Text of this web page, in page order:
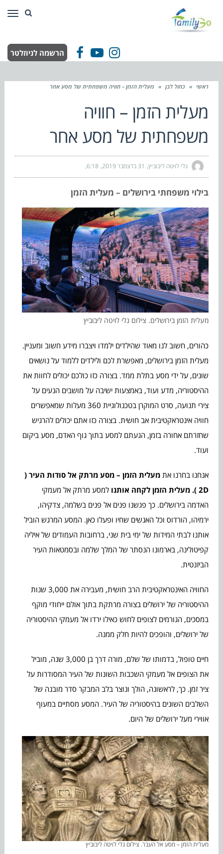
Facebook
YouTube
Instagram הרשמה לניוזלטר
ראשי » כחול לבן » מעלית הזמן – חוויה משפחתית של מסע אחר
מעלית הזמן – חוויה
משפחתית של מסע אחר
גלי לויטה ליבוביץ 31 בדצמבר 2019 6:18
בילוי משפחתי בירושלים – מעלית הזמן
מעלית הזמן בירושלים. צילום גלי לויטה ליבוביץ
כהורים, חשוב לנו מאוד שהילדים ילמדו ויצברו מידע חשוב ומעניין.
מעלית הזמן בירושלים, מאפשרת לכם ולילדים ללמוד על נושאים
שונים, על ידי מסע בתלת ממד. בצורה כזו כולכם יכולים לחוות את
ההיסטוריה, מדע ועוד, באמצעות ישיבה על מושבים הנעים על
צירי תנועה, סרט המוקרן בטכנולוגיית 360 מעלות שמאפשרים
חוויה אינטראקטיבית אב חושית. בצורה כזו אתם יכולים להרגיש
שחזרתם אחורה בזמן, הגעתם למסע בתוך גוף האדם, מסע ביקום
ועוד.
אנחנו בחרנו אתמעלית הזמן – מסע מרתק אל סודות העיר (
2D ). מעלית הזמן לקחה אותנו
למסע מרתק אל מעמקי
האדמה בירושלים. כך פגשנו פנים אל פנים בשלמה, צדקיהו,
ירמיהו, הורדוס וכל האנשים שחיו ופעלו כאן. המסע המרגש הוביל
אותנו לבתי המידות של ימי בית שני, ברחובות העמודים של איליה
קפיטולינה, בארמונו הנסתר של המלך שלמה ובסמטאות העיר
הביזנטית.
החוויה האינטראקטיבית הרב חושית, מעבירה את 3,000 שנות
ההיסטוריה של ירושלים בצורה מרתקת בתוך אולם ייחודי מוקף
במסכים, הגורמים לצופים לחוש כאילו ירדו אל מעמקי ההיסטוריה
של ירושלים, והופכים להיות חלק ממנה.
חיים טופול, בדמותו של שלם, מורה דרך בן 3,000 שנה, מוביל
את הצופים אל מעמקי השכבות השונות של העיר המסודרות על
ציר זמן. כך, לראשונה, הולך ונוצר בלב המבקר סדר מובנה של
השלבים השונים בהיסטוריה של העיר. המסע מסתיים במעוף
אווירי מעל ירושלים של היום.
מעלית הזמן – מסע אל העבר. צילום גלי לויטה ליבוביץ